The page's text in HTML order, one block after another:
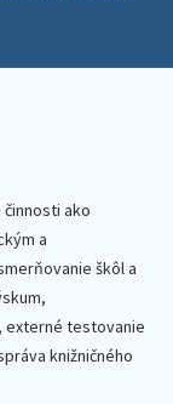
ako
a
škôl a
externé testovanie
knižničného